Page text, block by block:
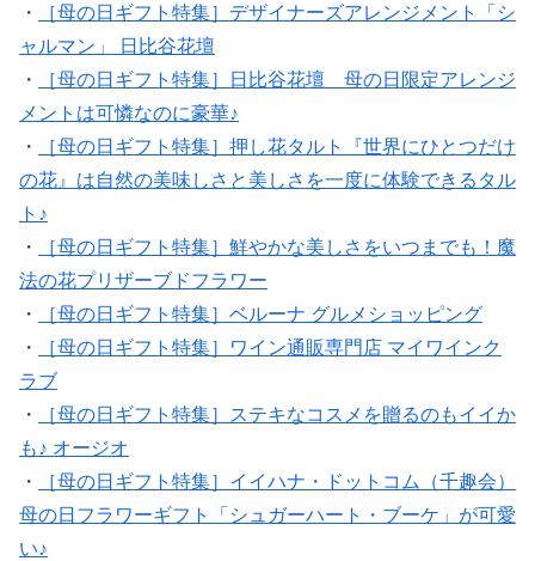
・
［母の日ギフト特集］デザイナーズアレンジメント「シ
ャルマン」 日比谷花壇
・
［母の日ギフト特集］日比谷花壇 母の日限定アレンジ
メントは可憐なのに豪華♪
・
［母の日ギフト特集］押し花タルト『世界にひとつだけ
の花』は自然の美味しさと美しさを一度に体験できるタル
ト♪
・
［母の日ギフト特集］鮮やかな美しさをいつまでも！魔
法の花プリザーブドフラワー
・
［母の日ギフト特集］ベルーナ グルメショッピング
・
［母の日ギフト特集］ワイン通販専門店 マイワインク
ラブ
・
［母の日ギフト特集］ステキなコスメを贈るのもイイか
も♪ オージオ
・
［母の日ギフト特集］イイハナ・ドットコム（千趣会）
母の日フラワーギフト「シュガーハート・ブーケ」が可愛
い♪